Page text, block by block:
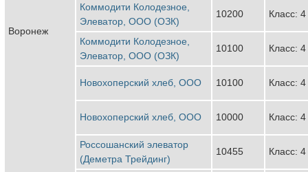
Воронеж
Коммодити Колодезное,
Элеватор, ООО (ОЗК)
10200 Класс: 4
Коммодити Колодезное,
Элеватор, ООО (ОЗК)
10100 Класс: 4
Новохоперский хлеб, ООО 10100 Класс: 4
Новохоперский хлеб, ООО 10000 Класс: 4
Россошанский элеватор
(Деметра Трейдинг)
10455 Класс: 4